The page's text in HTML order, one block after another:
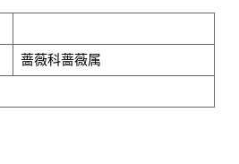
蔷薇科蔷薇属